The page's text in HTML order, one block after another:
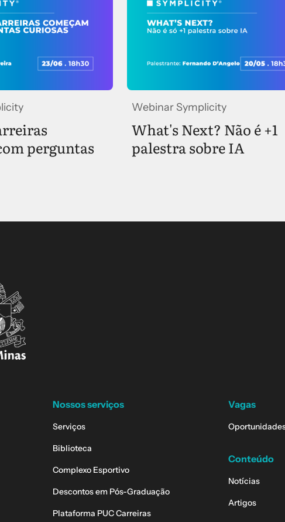
perguntas
What's Next? Não é +1
palestra sobre IA
Webinar Symplicity
Nossos serviços
Serviços
Biblioteca
Complexo Esportivo
Descontos em Pós-Graduação
Plataforma PUC Carreiras
Vagas
Conteúdo
Notícias
Artigos